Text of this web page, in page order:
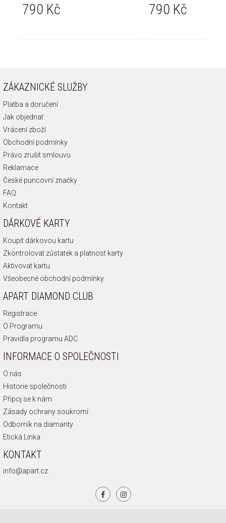
790 Kč 790 Kč
ZÁKAZNICKÉ SLUŽBY
Platba a doručení
Jak objednat
Vrácení zboží
Obchodní podmínky
Právo zrušit smlouvu
Reklamace
České puncovní značky
FAQ
Kontakt
DÁRKOVÉ KARTY
Koupit dárkovou kartu
Zkontrolovat zůstatek a platnost karty
Aktivovat kartu
Všeobecné obchodní podmínky
APART DIAMOND CLUB
Registrace
O Programu
Pravidla programu ADC
INFORMACE O SPOLEČNOSTI
O nás
Historie společnosti
Připoj se k nám
Zásady ochrany soukromí
Odborník na diamanty
Etická Linka
KONTAKT
info@apart.cz